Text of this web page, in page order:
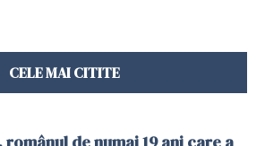
CELE MAI CITITE
de numai 19 ani care a